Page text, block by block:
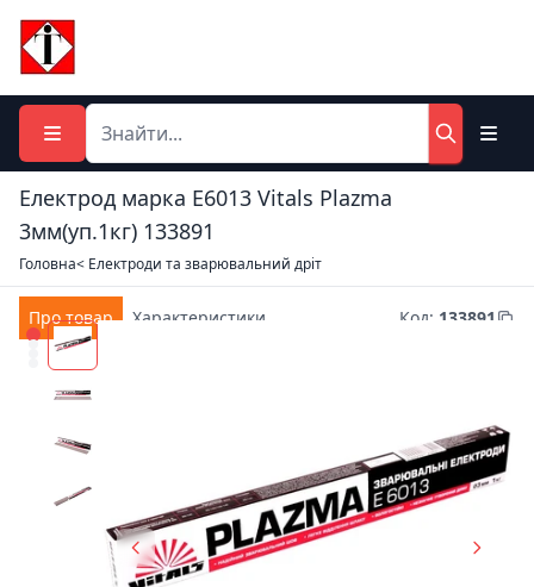
Електрод марка E6013 Vitals Plazma
3мм(уп.1кг) 133891
Головна< Електроди та зварювальний дріт
Про товар Характеристики Код: 133891